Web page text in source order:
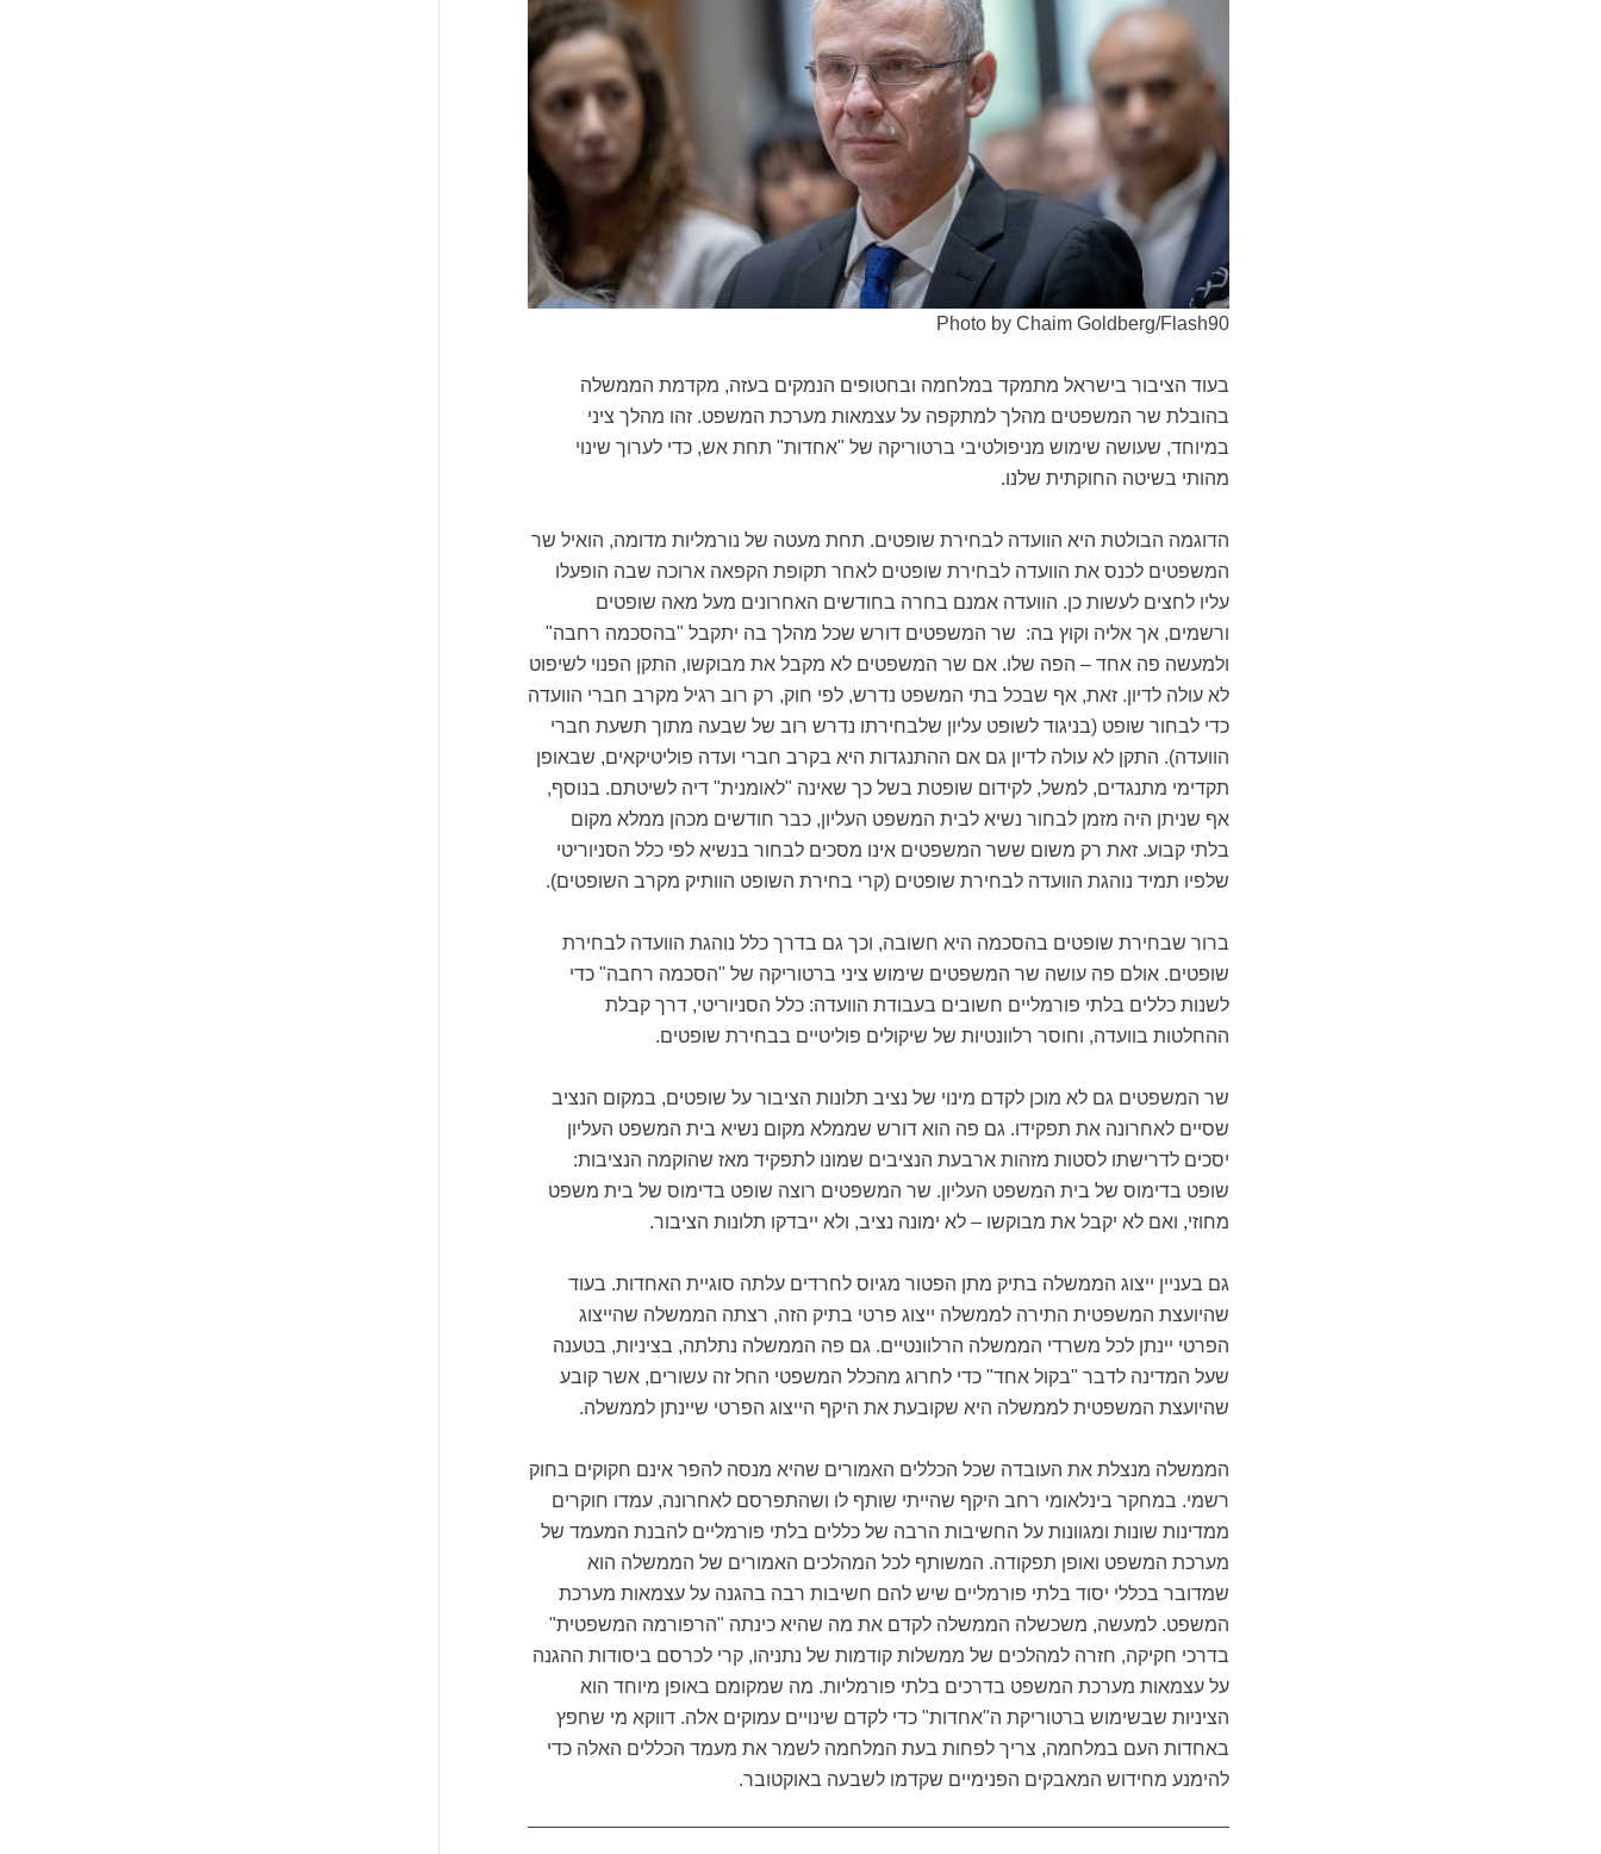
Photo by Chaim Goldberg/Flash90
בעוד הציבור בישראל מתמקד במלחמה ובחטופים הנמקים בעזה, מקדמת הממשלה
בהובלת שר המשפטים מהלך למתקפה על עצמאות מערכת המשפט. זהו מהלך ציני
במיוחד, שעושה שימוש מניפולטיבי ברטוריקה של "אחדות" תחת אש, כדי לערוך שינוי
מהותי בשיטה החוקתית שלנו.
הדוגמה הבולטת היא הוועדה לבחירת שופטים. תחת מעטה של נורמליות מדומה, הואיל שר
המשפטים לכנס את הוועדה לבחירת שופטים לאחר תקופת הקפאה ארוכה שבה הופעלו
עליו לחצים לעשות כן. הוועדה אמנם בחרה בחודשים האחרונים מעל מאה שופטים
ורשמים, אך אליה וקוץ בה: שר המשפטים דורש שכל מהלך בה יתקבל "בהסכמה רחבה"
ולמעשה פה אחד – הפה שלו. אם שר המשפטים לא מקבל את מבוקשו, התקן הפנוי לשיפוט
לא עולה לדיון. זאת, אף שבכל בתי המשפט נדרש, לפי חוק, רק רוב רגיל מקרב חברי הוועדה
כדי לבחור שופט (בניגוד לשופט עליון שלבחירתו נדרש רוב של שבעה מתוך תשעת חברי
הוועדה). התקן לא עולה לדיון גם אם ההתנגדות היא בקרב חברי ועדה פוליטיקאים, שבאופן
תקדימי מתנגדים, למשל, לקידום שופטת בשל כך שאינה "לאומנית" דיה לשיטתם. בנוסף,
אף שניתן היה מזמן לבחור נשיא לבית המשפט העליון, כבר חודשים מכהן ממלא מקום
בלתי קבוע. זאת רק משום ששר המשפטים אינו מסכים לבחור בנשיא לפי כלל הסניוריטי
שלפיו תמיד נוהגת הוועדה לבחירת שופטים (קרי בחירת השופט הוותיק מקרב השופטים).
ברור שבחירת שופטים בהסכמה היא חשובה, וכך גם בדרך כלל נוהגת הוועדה לבחירת
שופטים. אולם פה עושה שר המשפטים שימוש ציני ברטוריקה של "הסכמה רחבה" כדי
לשנות כללים בלתי פורמליים חשובים בעבודת הוועדה: כלל הסניוריטי, דרך קבלת
ההחלטות בוועדה, וחוסר רלוונטיות של שיקולים פוליטיים בבחירת שופטים.
שר המשפטים גם לא מוכן לקדם מינוי של נציב תלונות הציבור על שופטים, במקום הנציב
שסיים לאחרונה את תפקידו. גם פה הוא דורש שממלא מקום נשיא בית המשפט העליון
יסכים לדרישתו לסטות מזהות ארבעת הנציבים שמונו לתפקיד מאז שהוקמה הנציבות:
שופט בדימוס של בית המשפט העליון. שר המשפטים רוצה שופט בדימוס של בית משפט
מחוזי, ואם לא יקבל את מבוקשו – לא ימונה נציב, ולא ייבדקו תלונות הציבור.
גם בעניין ייצוג הממשלה בתיק מתן הפטור מגיוס לחרדים עלתה סוגיית האחדות. בעוד
שהיועצת המשפטית התירה לממשלה ייצוג פרטי בתיק הזה, רצתה הממשלה שהייצוג
הפרטי יינתן לכל משרדי הממשלה הרלוונטיים. גם פה הממשלה נתלתה, בציניות, בטענה
שעל המדינה לדבר "בקול אחד" כדי לחרוג מהכלל המשפטי החל זה עשורים, אשר קובע
שהיועצת המשפטית לממשלה היא שקובעת את היקף הייצוג הפרטי שיינתן לממשלה.
הממשלה מנצלת את העובדה שכל הכללים האמורים שהיא מנסה להפר אינם חקוקים בחוק
רשמי. במחקר בינלאומי רחב היקף שהייתי שותף לו ושהתפרסם לאחרונה, עמדו חוקרים
ממדינות שונות ומגוונות על החשיבות הרבה של כללים בלתי פורמליים להבנת המעמד של
מערכת המשפט ואופן תפקודה. המשותף לכל המהלכים האמורים של הממשלה הוא
שמדובר בכללי יסוד בלתי פורמליים שיש להם חשיבות רבה בהגנה על עצמאות מערכת
המשפט. למעשה, משכשלה הממשלה לקדם את מה שהיא כינתה "הרפורמה המשפטית"
בדרכי חקיקה, חזרה למהלכים של ממשלות קודמות של נתניהו, קרי לכרסם ביסודות ההגנה
על עצמאות מערכת המשפט בדרכים בלתי פורמליות. מה שמקומם באופן מיוחד הוא
הציניות שבשימוש ברטוריקת ה"אחדות" כדי לקדם שינויים עמוקים אלה. דווקא מי שחפץ
באחדות העם במלחמה, צריך לפחות בעת המלחמה לשמר את מעמד הכללים האלה כדי
להימנע מחידוש המאבקים הפנימיים שקדמו לשבעה באוקטובר.